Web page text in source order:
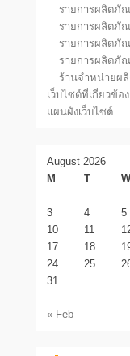
รายการผลิตภั
รายการผลิตภั
รายการผลิตภั
รายการผลิตภั
ร้านจำหน่ายผ
เว็บไซต์ที่เกี่ยวข้อง
แผนผังเว็บไซต์
August 2026
M
T
3
4 5
10
11
17
18
24
25
31
« Feb